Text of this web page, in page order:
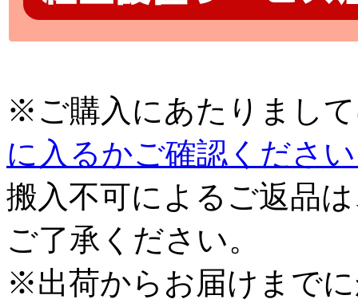
※ご購入にあたりまし
に入るかご確認くださ
搬入不可によるご返品
ご了承ください。
※出荷からお届けまで